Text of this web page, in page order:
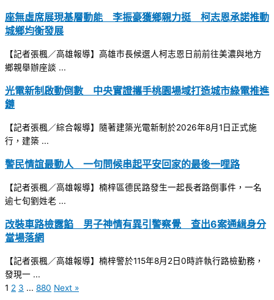
座無虛席展現基層動能 李振豪獲鄉親力挺 柯志恩承諾推動
城鄉均衡發展
【記者張楓／高雄報導】高雄市長候選人柯志恩日前前往美濃與地方
鄉親舉辦座談 ...
光電新制啟動倒數 中央實證攜手桃園場域打造城市綠電推進
鏈
【記者張楓／綜合報導】隨著建築光電新制於2026年8月1日正式施
行，建築 ...
警民情誼最動人 一句問候串起平安回家的最後一哩路
【記者張楓／高雄報導】楠梓區德民路發生一起長者路倒事件，一名
逾七旬劉姓老 ...
改裝車路檢露餡 男子神情有異引警察覺 查出6案通緝身分
當場落網
【記者張楓／高雄報導】楠梓警於115年8月2日0時許執行路檢勤務，
發現一 ...
1 2 3 ... 880 Next »